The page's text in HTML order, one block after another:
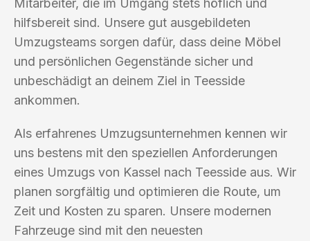
Mitarbeiter, die im Umgang stets höflich und
hilfsbereit sind. Unsere gut ausgebildeten
Umzugsteams sorgen dafür, dass deine Möbel
und persönlichen Gegenstände sicher und
unbeschädigt an deinem Ziel in Teesside
ankommen.
Als erfahrenes Umzugsunternehmen kennen wir
uns bestens mit den speziellen Anforderungen
eines Umzugs von Kassel nach Teesside aus. Wir
planen sorgfältig und optimieren die Route, um
Zeit und Kosten zu sparen. Unsere modernen
Fahrzeuge sind mit den neuesten